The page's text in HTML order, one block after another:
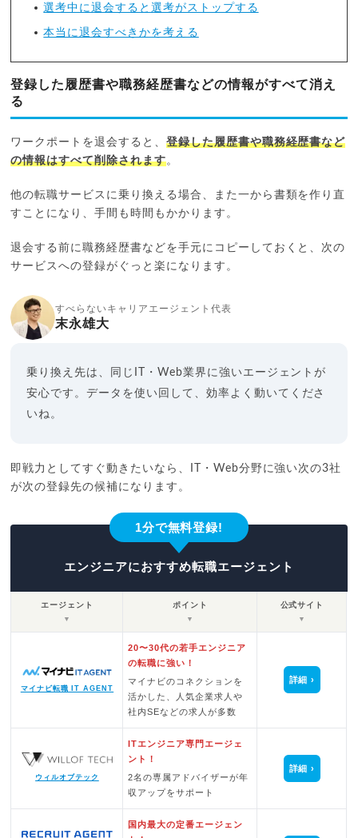
選考中に退会すると選考がストップする
本当に退会すべきかを考える
登録した履歴書や職務経歴書などの情報がすべて消え
る
ワークポートを退会すると、 登録した履歴書や職務経歴書など
の情報はすべて削除されます。
他の転職サービスに乗り換える場合、また一から書類を作り直
すことになり、手間も時間もかかります。
退会する前に職務経歴書などを手元にコピーしておくと、次の
サービスへの登録がぐっと楽になります。
すべらないキャリアエージェント代表
末永雄大
乗り換え先は、同じIT・Web業界に強いエージェントが
安心です。データを使い回して、効率よく動いてくださ
いね。
即戦力としてすぐ動きたいなら、IT・Web分野に強い次の3社
が次の登録先の候補になります。
1分で無料登録!
エンジニアにおすすめ転職エージェント
エージェント
▼
ポイント
▼
公式サイト
▼
マイナビ転職 IT AGENT
20〜30代の若手エンジニア
の転職に強い！
マイナビのコネクションを
活かした、人気企業求人や
社内SEなどの求人が多数
詳細
ウィルオブテック
ITエンジニア専門エージェ
ント！
2名の専属アドバイザーが年
収アップをサポート
詳細
国内最大の定番エージェン